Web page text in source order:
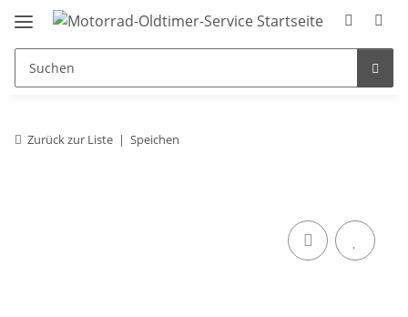
Zurück zur Liste Speichen